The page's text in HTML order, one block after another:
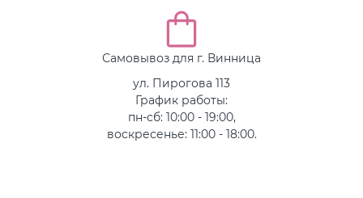
Самовывоз для г. Винница
ул. Пирогова 113
График работы:
пн-сб: 10:00 - 19:00,
воскресенье: 11:00 - 18:00.